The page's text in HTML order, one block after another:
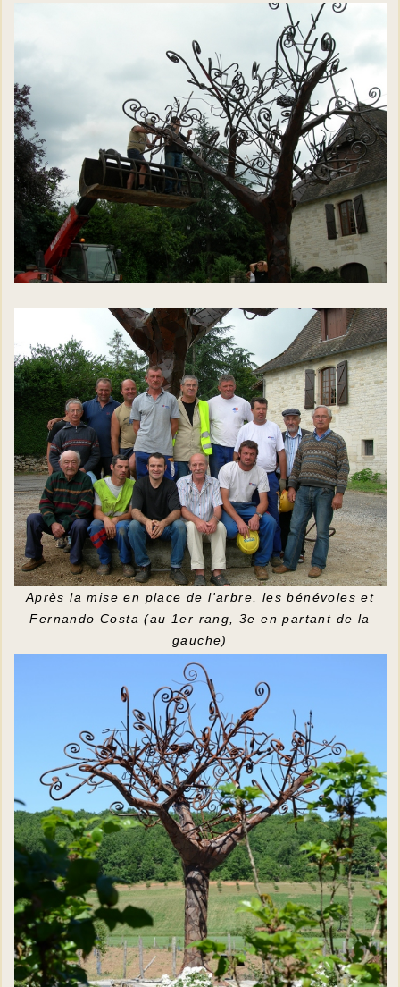
Après la mise en place de l'arbre, les bénévoles et
Fernando Costa (au 1er rang, 3e en partant de la
gauche)